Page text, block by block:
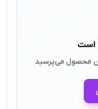
است
محصول می‌پرسید